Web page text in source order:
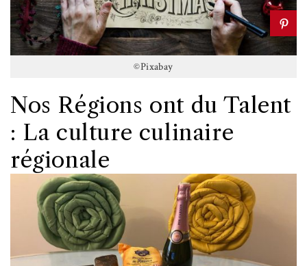
©Pixabay
Nos Régions ont du Talent
: La culture culinaire
régionale